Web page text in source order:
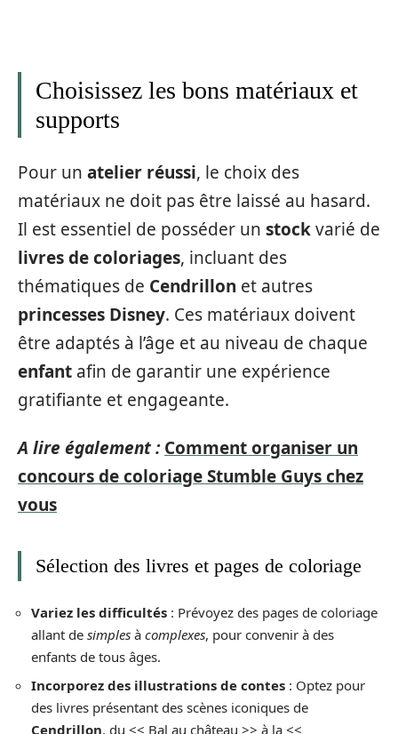
Choisissez les bons matériaux et
supports
Pour un atelier réussi, le choix des
matériaux ne doit pas être laissé au hasard.
Il est essentiel de posséder un stockvarié de
livres de coloriages, incluant des
thématiques de Cendrillon et autres
princesses Disney. Ces matériaux doivent
être adaptés à l’âge et au niveau de chaque
enfant afin de garantir une expérience
gratifiante et engageante.
A lire également : Comment organiser un
concours de coloriage Stumble Guys chez
vous
Sélection des livres et pages de coloriage
Variez les difficultés : Prévoyez des pages de coloriage
allant de simples à complexes, pour convenir à des
enfants de tous âges.
Incorporez des illustrations de contes : Optez pour
des livres présentant des scènes iconiques de
Cendrillon, du << Bal au château >> à la <<